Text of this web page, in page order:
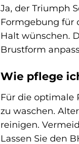
Ja, der Triumph
Formgebung für
Halt wünschen.
Brustform
Wie pflege
Für die optimale
zu waschen.
reinigen.
Lassen Sie den